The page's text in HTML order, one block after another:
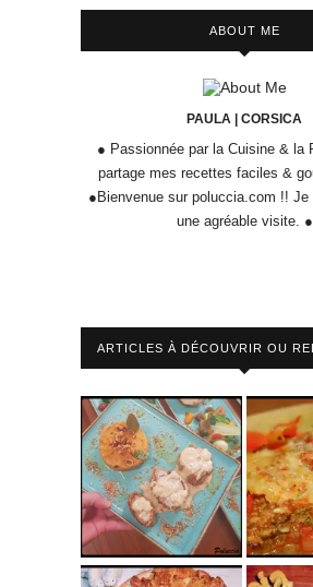
ABOUT ME
PAULA | CORSICA
● Passionnée par la Cuisine & la
partage mes recettes faciles &
●Bienvenue sur poluccia.com !! Je
une agréable visite. ●
ARTICLES À DÉCOUVRIR OU